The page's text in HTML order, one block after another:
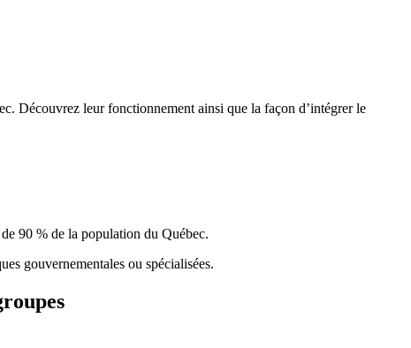
Découvrez leur fonctionnement ainsi que la façon d’intégrer le
90 % de la population du Québec.
gouvernementales ou spécialisées.